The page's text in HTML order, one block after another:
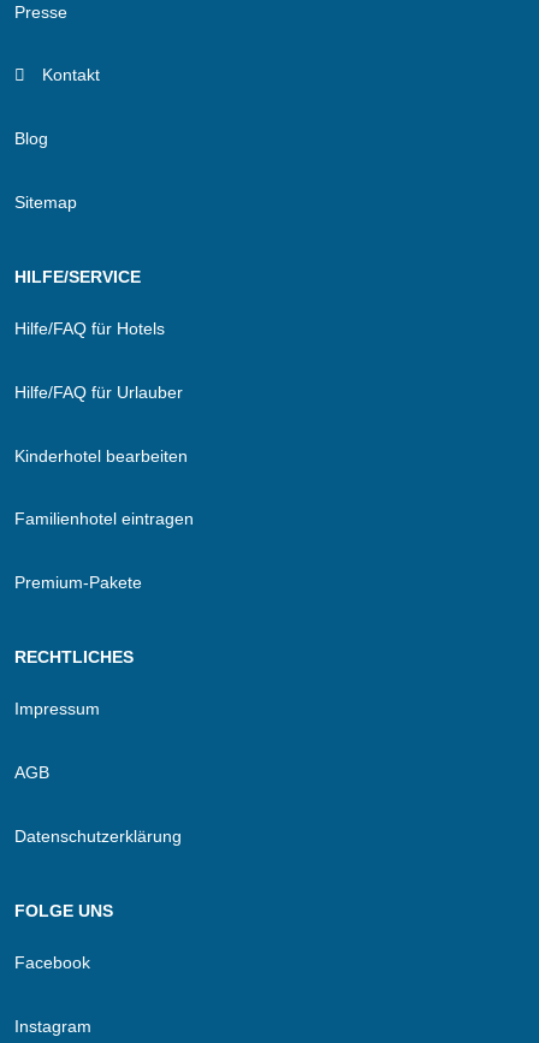
Presse
Kontakt
Blog
Sitemap
HILFE/SERVICE
Hilfe/FAQ für Hotels
Hilfe/FAQ für Urlauber
Kinderhotel bearbeiten
Familienhotel eintragen
Premium-Pakete
RECHTLICHES
Impressum
AGB
Datenschutzerklärung
FOLGE UNS
Facebook
Instagram